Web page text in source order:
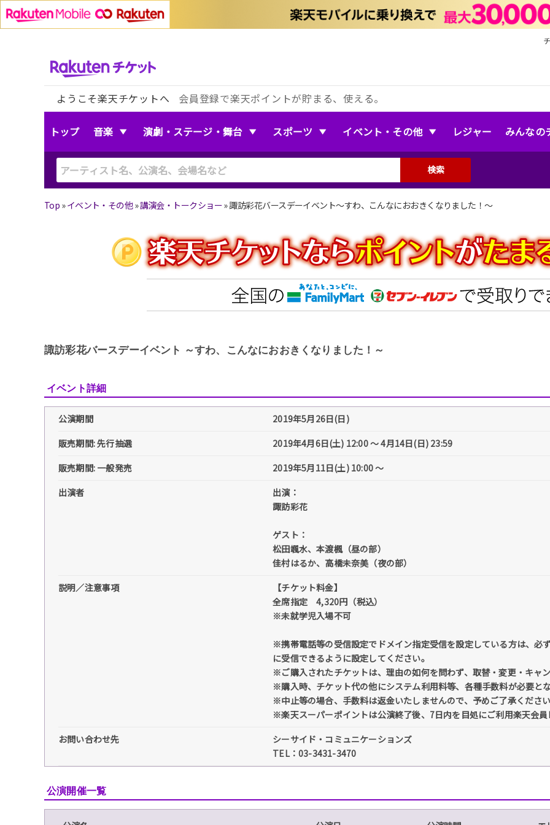
ようこそ楽天チケットへ 会員登録で楽天ポイントが貯まる、使える。
トップ 音楽 演劇・ステージ・舞台 スポーツ イベント・その他 レジャー みんなの
検索
Top »イベント・その他»講演会・トークショー»諏訪彩花バースデーイベント〜すわ、こんなにおおきくなりました！〜
諏訪彩花バースデーイベント ～すわ、こんなにおおきくなりました！～
イベント詳細
公演期間
2019年5月26日(日)
販売期間: 先行抽選
2019年4月6日(土) 12:00 〜 4月14日(日) 23:59
販売期間: 一般発売
2019年5月11日(土) 10:00 ～
出演者
出演：
諏訪彩花
ゲスト：
松田颯水、本渡楓（昼の部）
佳村はるか、高橋未奈美（夜の部）
説明／注意事項
【チケット料金】
全席指定 4,320円（税込）
※未就学児入場不可
※携帯電話等の受信設定でドメイン指定受信を設定している方は、
に受信できるように設定してください。
※ご購入されたチケットは、理由の如何を問わず、取替・変更・キャ
※購入時、チケット代の他にシステム利用料等、各種手数料が必要とな
※中止等の場合、手数料は返金いたしませんので、予めご了承ください
※楽天スーパーポイントは公演終了後、7日内を目処にご利用楽天会員
お問い合わせ先
シーサイド・コミュニケーションズ
TEL：03-3431-3470
公演開催一覧